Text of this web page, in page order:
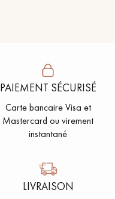
PAIEMENT SÉCURISÉ
Carte bancaire Visa et
Mastercard ou virement
instantané
LIVRAISON